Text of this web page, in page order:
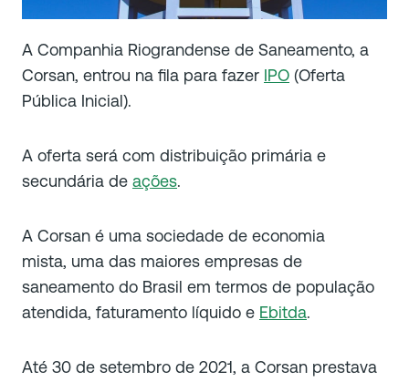
A Companhia Riograndense de Saneamento, a
Corsan, entrou na fila para fazer IPO (Oferta
Pública Inicial).
A oferta será com distribuição primária e
secundária de ações.
A Corsan é uma sociedade de economia
mista, uma das maiores empresas de
saneamento do Brasil em termos de população
atendida, faturamento líquido e Ebitda.
Até 30 de setembro de 2021, a Corsan prestava